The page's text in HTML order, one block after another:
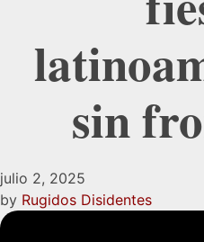
sin
julio 2, 2025
by Rugidos Disidentes